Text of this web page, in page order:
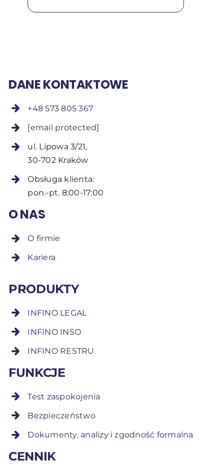
DANE KONTAKTOWE
+48 573 805 367
[email protected]
ul. Lipowa 3/21,
30-702 Kraków
Obsługa klienta:
pon.-pt. 8:00-17:00
O NAS
O firmie
Kariera
PRODUKTY
INFINO LEGAL
INFINO INSO
INFINO RESTRU
FUNKCJE
Test zaspokojenia
Bezpieczeństwo
Dokumenty, analizy i zgodność formalna
CENNIK